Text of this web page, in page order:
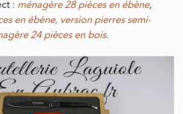
: ménagère 28 pièces en ébène,
en ébène, version pierres semi-
24 pièces en bois.